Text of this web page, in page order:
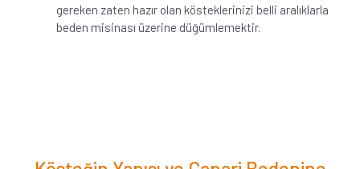
gereken zaten hazır olan kösteklerinizi belli aralıklarla
beden misinası üzerine düğümlemektir.